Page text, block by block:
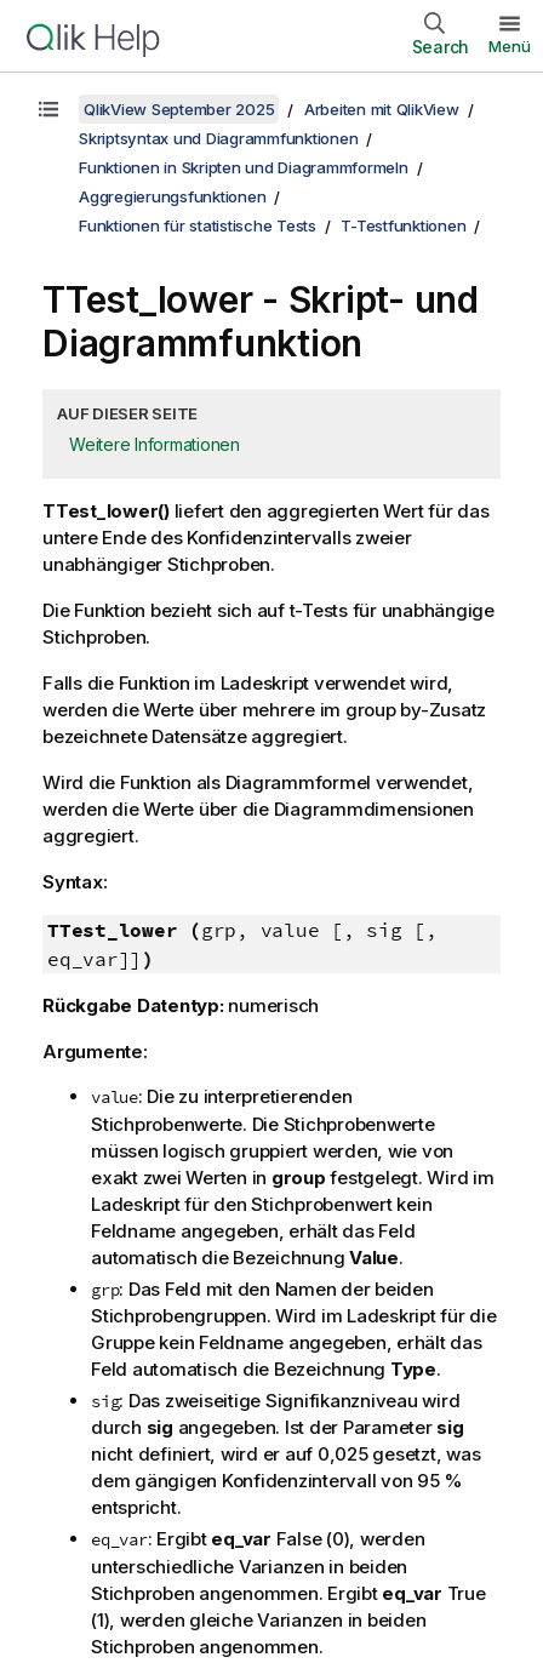
Search Menü
QlikView September 2025
Arbeiten mit QlikView
Skriptsyntax und Diagrammfunktionen
Funktionen in Skripten und Diagrammformeln
Aggregierungsfunktionen
Funktionen für statistische Tests
T-Testfunktionen
TTest_lower- Skript- und
Diagrammfunktion
AUF DIESER SEITE
Weitere Informationen
TTest_lower()liefert den aggregierten Wert für das
untere Ende des Konfidenzintervalls zweier
unabhängiger Stichproben.
Die Funktion bezieht sich auf t-Tests für unabhängige
Stichproben.
Falls die Funktion im Ladeskript verwendet wird,
werden die Werte über mehrere im group by-Zusatz
bezeichnete Datensätze aggregiert.
Wird die Funktion als Diagrammformel verwendet,
werden die Werte über die Diagrammdimensionen
aggregiert.
Syntax:
TTest_lower (grp, value [, sig [,
eq_var]] )
Rückgabe Datentyp: numerisch
Argumente:
value: Die zu interpretierenden
Stichprobenwerte. Die Stichprobenwerte
müssen logisch gruppiert werden, wie von
exakt zwei Werten in group festgelegt. Wird im
Ladeskript für den Stichprobenwert kein
Feldname angegeben, erhält das Feld
automatisch die Bezeichnung Value.
grp: Das Feld mit den Namen der beiden
Stichprobengruppen. Wird im Ladeskript für die
Gruppe kein Feldname angegeben, erhält das
Feld automatisch die Bezeichnung Type.
sig: Das zweiseitige Signifikanzniveau wird
durch sig angegeben. Ist der Parameter sig
nicht definiert, wird er auf 0,025 gesetzt, was
dem gängigen Konfidenzintervall von 95 %
entspricht.
eq_var: Ergibt eq_var False(0), werden
unterschiedliche Varianzen in beiden
Stichproben angenommen. Ergibt eq_var True
(1), werden gleiche Varianzen in beiden
Stichproben angenommen.